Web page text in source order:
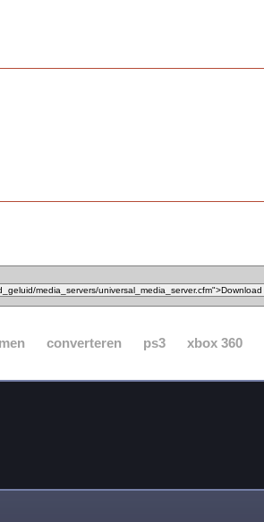
converteren ps3 xbox 360